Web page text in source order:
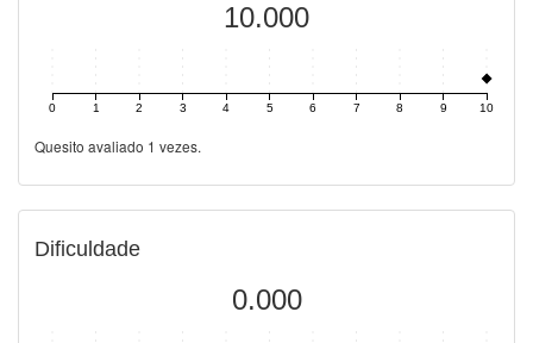
10.000
0 1 2 3 4 5 6 7 8 9 10
Quesito avaliado 1 vezes.
Dificuldade
0.000